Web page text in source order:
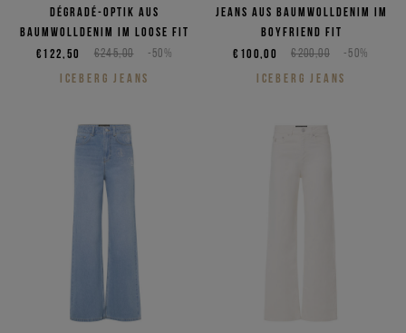
Dégradé-Optik aus
Baumwolldenim im Loose Fit
€245,00 -50%
€122,50
ICEBERG JEANS
Jeans aus Baumwolldenim im
Boyfriend Fit
€200,00 -50%
€100,00
ICEBERG JEANS